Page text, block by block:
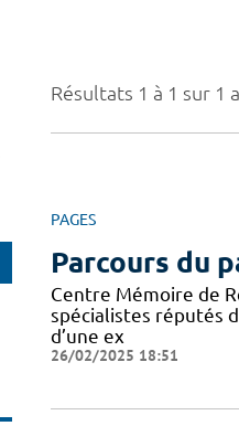
Résultats 1 à 1 sur 1
PAGES
Parcours du
Centre Mémoire de
spécialistes réputés
d’une ex
26/02/2025 18:51